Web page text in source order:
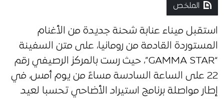
الملخص
استقبل ميناء عنابة شحنة جديدة من الأغنام
المستوردة القادمة من رومانيا، على متن السفينة
“GAMMA STAR”، حيث رست بالمركز الرصيفي رقم
22 على الساعة السادسة مساءً من يوم أمس، في
إطار مواصلة برنامج استيراد الأضاحي تحسبا لعيد